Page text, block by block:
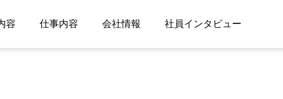
容 仕事内容 会社情報 社員インタビュー